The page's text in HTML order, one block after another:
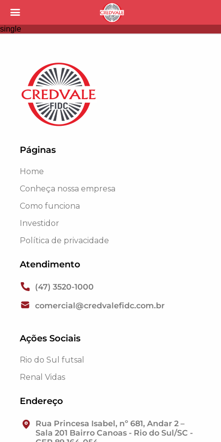
single
Páginas
Home
Conheça nossa empresa
Como funciona
Investidor
Política de privacidade
Atendimento
(47) 3520-1000
comercial@credvalefidc.com.br
Ações Sociais
Rio do Sul futsal
Renal Vidas
Endereço
Rua Princesa Isabel, nº 681, Andar 2 –
Sala 201 Bairro Canoas - Rio do Sul/SC -